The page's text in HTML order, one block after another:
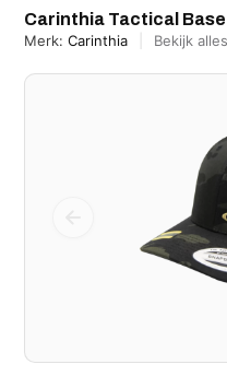
Carinthia Tactical
Merk:Carinthia Bekijk